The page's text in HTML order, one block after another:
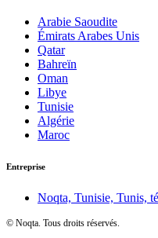
Arabie Saoudite
Émirats Arabes Unis
Qatar
Bahreïn
Oman
Libye
Tunisie
Algérie
Maroc
Entreprise
Noqta, Tunisie, Tunis,
© Noqta. Tous droits réservés.